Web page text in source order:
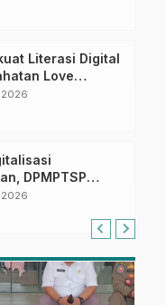
Literasi Digital
Love
DPMPTSP
Terapkan Aplikasi